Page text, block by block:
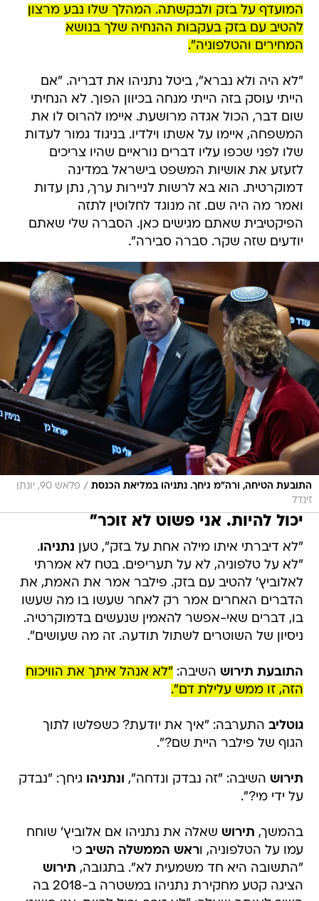
המועדף על בזק ולבקשתה. המהלך שלו נבע מרצון
להטיב עם בזק בעקבות ההנחיה שלך בנושא
המחירים והטלפוניה".
"לא היה ולא נברא", ביטל נתניהו את דבריה. "אם
הייתי עוסק בזה הייתי מנחה בכיוון הפוך. לא הנחיתי
שום דבר, הכול אגדה מרושעת. איימו להרוס לו את
המשפחה, איימו על אשתו וילדיו. בניגוד גמור לעדות
שלו לפני שכפו עליו דברים נוראיים שהיו צריכים
לזעזע את אושיות המשפט בישראל במדינה
דמוקרטית. הוא בא לרשות לניירות ערך, נתן עדות
ואמר מה היה שם. זה מנוגד לחלוטין לתזה
הפיקטיבית שאתם מגישים כאן. הסברה שלי שאתם
יודעים שזה שקר. סברה סבירה".
התובעת הטיחה, ורה"מ גיחך. נתניהו במליאת הכנסת /
פלאש 90, יונתן
זינדל
יכול להיות. אני פשוט לא זוכר"
"לא דיברתי איתו מילה אחת על בזק", טען נתניהו.
"לא על טלפוניה, לא על תעריפים. בטח לא אמרתי
לאלוביץ' להטיב עם בזק. פילבר אמר את האמת, את
הדברים האחרים אמר רק לאחר שעשו בו מה שעשו
בו, דברים שאי-אפשר להאמין שנעשים בדמוקרטיה.
ניסיון של השוטרים לשתול תודעה. זה מה שעושים".
התובעת תירוש השיבה: "לא אנהל איתך את הוויכוח
הזה, זו ממש עלילת דם".
גוטליב התערבה: "איך את יודעת? כשפלשו לתוך
הגוף של פילבר היית שם?".
תירוש השיבה: "זה נבדק ונדחה", ונתניהו גיחך: "נבדק
על ידי מי?".
בהמשך, תירוש שאלה את נתניהו אם אלוביץ' שוחח
עמו על הטלפוניה, וראש הממשלה השיב כי
"התשובה היא חד משמעית לא". בתגובה, תירוש
הציגה קטע מחקירת נתניהו במשטרה ב-2018 בה